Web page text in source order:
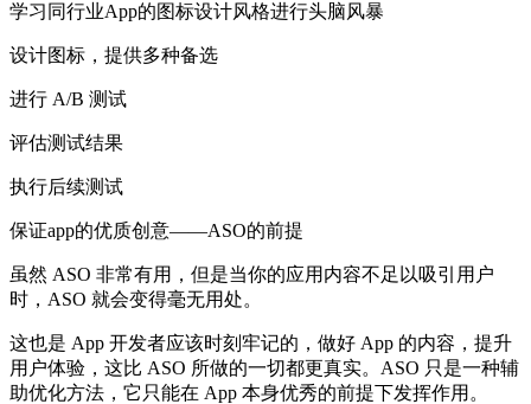
学习同行业App的图标设计风格进行头脑风暴
设计图标，提供多种备选
进行 A/B 测试
评估测试结果
执行后续测试
保证app的优质创意——ASO的前提
虽然 ASO 非常有用，但是当你的应用内容不足以吸引用户
时，ASO 就会变得毫无用处。
这也是 App 开发者应该时刻牢记的，做好 App 的内容，提升
用户体验，这比 ASO 所做的一切都更真实。ASO 只是一种辅
助优化方法，它只能在 App 本身优秀的前提下发挥作用。